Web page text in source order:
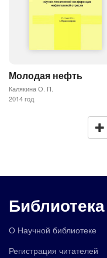
Молодая нефть
Калякина О. П.
2014 год
Библиотека
О Научной библиотеке
Регистрация читателей